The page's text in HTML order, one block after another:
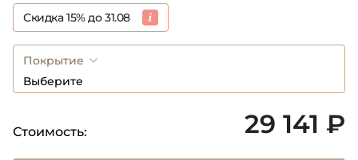
Скидка 15% до 31.08
Покрытие
Выберите
Стоимость: 29 141 ₽